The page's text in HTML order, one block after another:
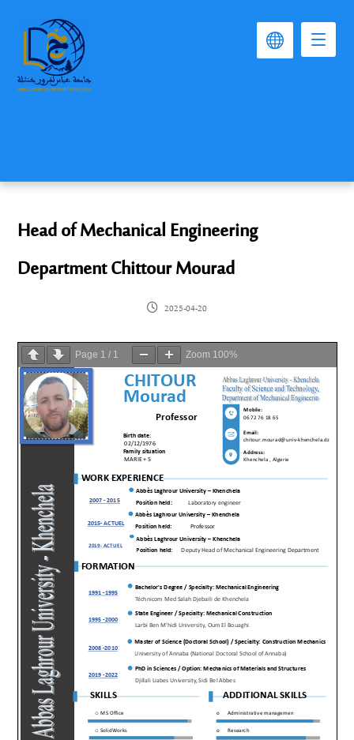
Head of Mechanical Engineering
Department Chittour Mourad
2025-04-20
Page 1 / 1 Zoom 100%